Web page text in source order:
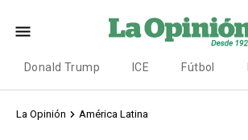
Donald Trump ICE Fútbol
La Opinión América Latina